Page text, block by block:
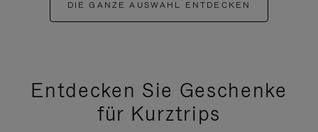
DIE GANZE AUSWAHL ENTDECKEN
Entdecken Sie Geschenke
für Kurztrips